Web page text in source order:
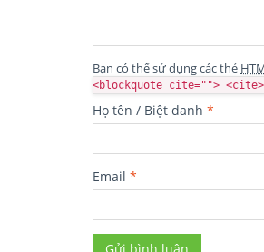
Bạn có thể sử dụng các thẻ
<blockquote cite="">
Họ tên / Biệt danh *
Email *